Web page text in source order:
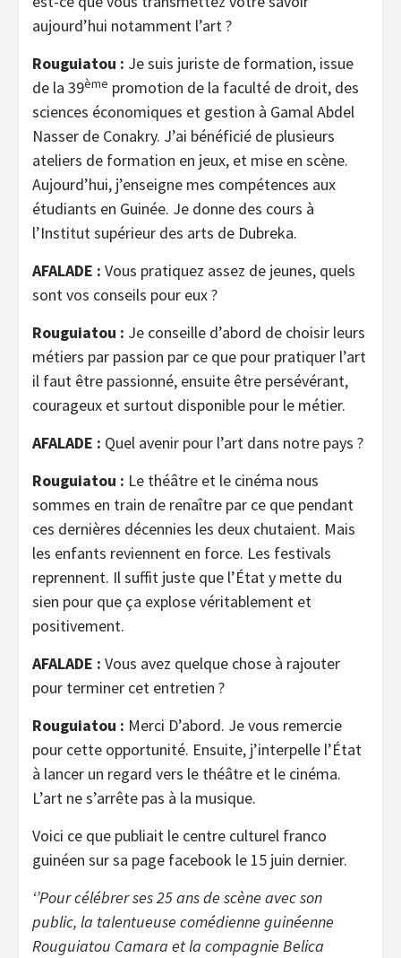
aujourd’hui notamment l’art ?
Rouguiatou : Je suis juriste de formation, issue
de la 39ème promotion de la faculté de droit, des
sciences économiques et gestion à Gamal Abdel
Nasser de Conakry. J’ai bénéficié de plusieurs
ateliers de formation en jeux, et mise en scène.
Aujourd’hui, j’enseigne mes compétences aux
étudiants en Guinée. Je donne des cours à
l’Institut supérieur des arts de Dubreka.
AFALADE : Vous pratiquez assez de jeunes, quels
sont vos conseils pour eux ?
Rouguiatou : Je conseille d’abord de choisir leurs
métiers par passion par ce que pour pratiquer l’art
il faut être passionné, ensuite être persévérant,
courageux et surtout disponible pour le métier.
AFALADE : Quel avenir pour l’art dans notre pays ?
Rouguiatou : Le théâtre et le cinéma nous
sommes en train de renaître par ce que pendant
ces dernières décennies les deux chutaient. Mais
les enfants reviennent en force. Les festivals
reprennent. Il suffit juste que l’État y mette du
sien pour que ça explose véritablement et
positivement.
AFALADE : Vous avez quelque chose à rajouter
pour terminer cet entretien ?
Rouguiatou : Merci D’abord. Je vous remercie
pour cette opportunité. Ensuite, j’interpelle l’État
à lancer un regard vers le théâtre et le cinéma.
L’art ne s’arrête pas à la musique.
Voici ce que publiait le centre culturel franco
guinéen sur sa page facebook le 15 juin dernier.
‘’Pour célébrer ses 25 ans de scène avec son
public, la talentueuse comédienne guinéenne
Rouguiatou Camara et la compagnie Belica